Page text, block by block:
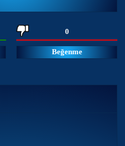
0
Beğenme